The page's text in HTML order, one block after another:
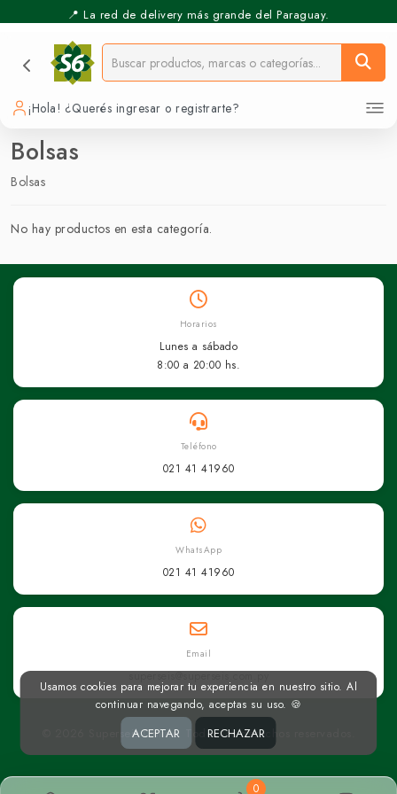
📍 La red de delivery más grande del Paraguay.
¡Hola! ¿Querés ingresar o registrarte?
Bolsas
Bolsas
No hay productos en esta categoría.
0
Horarios
Lunes a sábado
8:00 a 20:00 hs.
Teléfono
021 41 41960
WhatsApp
021 41 41960
Email
superseis@superseis.com.py
© 2026 Superseis Online. Todos los derechos reservados.
Usamos cookies para mejorar tu experiencia en nuestro sitio. Al
continuar navegando, aceptas su uso. 🍪
ACEPTAR RECHAZAR